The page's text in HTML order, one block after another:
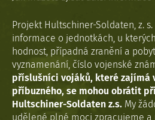
Projekt Hultschiner-Soldaten, z.
informace o jednotkách, u
hodnost, případná zranění a
vyznamenání, číslo vojenské
příslušníci vojáků, které zajímá
příbuzného, se mohou obrátit
Hultschiner-Soldaten z.s. My
udělené plné moci zpracujeme